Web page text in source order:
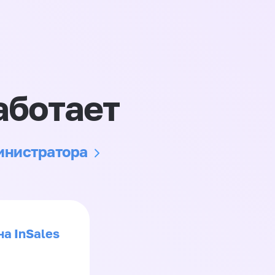
InSales